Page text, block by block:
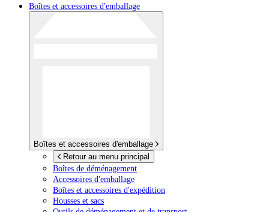
Boîtes et accessoires d'emballage
Boîtes et accessoires d'emballage
Retour au menu principal
Boîtes de déménagement
Accessoires d'emballage
Boîtes et accessoires d'expédition
Housses et sacs